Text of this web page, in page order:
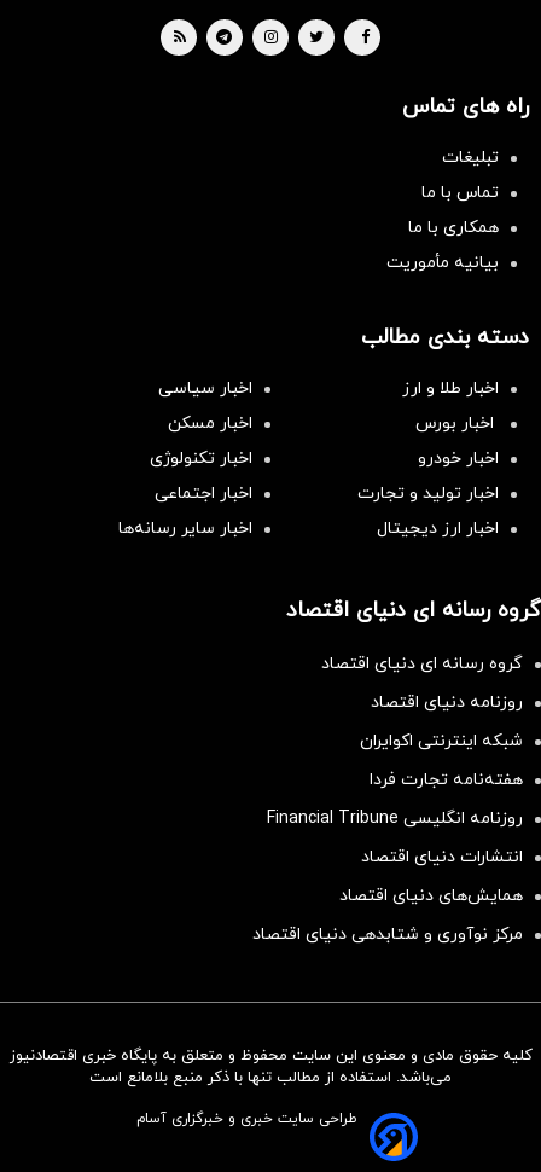
سرمایه‌گذاری همسنگ با شاخص
راه های تماس
تبلیغات
تماس با ما
همکاری با ما
بیانیه مأموریت
دسته بندی مطالب
اخبار طلا و ارز
اخبار سیاسی
اخبار بورس
اخبار مسکن
اخبار خودرو
اخبار تکنولوژی
اخبار تولید و تجارت
اخبار اجتماعی
اخبار ارز دیجیتال
اخبار سایر رسانه‌‌ها
گروه رسانه ای دنیای اقتصاد
گروه رسانه ای دنیای اقتصاد
روزنامه دنیای اقتصاد
شبکه اینترنتی اکوایران
هفته‌نامه تجارت فردا
روزنامه انگلیسی Financial Tribune
انتشارات دنیای اقتصاد
همایش‌های دنیای اقتصاد
مرکز نوآوری و شتابدهی دنیای اقتصاد
کلیه حقوق مادی و معنوی این سایت محفوظ و متعلق به پایگاه خبری اقتصادنیوز
می‌باشد. استفاده از مطالب تنها با ذکر منبع بلامانع است
طراحی سایت خبری و خبرگزاری آسام